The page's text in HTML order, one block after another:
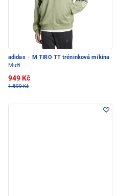
adidas · M TIRO TT tréninková mikina
Muži
949 Kč
1.599 Kč